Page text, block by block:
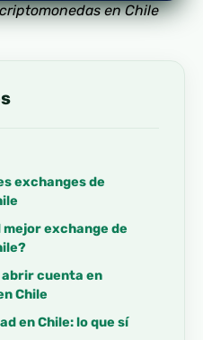
en Chile
exchanges de
exchange de
cuenta en
Chile
en Chile: lo que sí